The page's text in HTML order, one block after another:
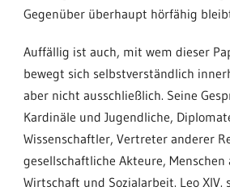
Gegenüber überhaupt hörfähig
Auffällig ist auch, mit wem dieser
bewegt sich selbstverständlich
aber nicht ausschließlich. Seine
Kardinäle und Jugendliche,
Wissenschaftler, Vertreter anderer
gesellschaftliche Akteure, Menschen
Wirtschaft und Sozialarbeit. Leo XIV.